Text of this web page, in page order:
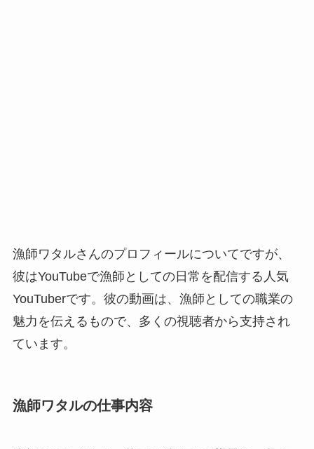
漁師ワタルさんのプロフィールについてですが、
彼はYouTubeで漁師としての日常を配信する人気
YouTuberです。彼の動画は、漁師としての職業の
魅力を伝えるもので、多くの視聴者から支持され
ています。
漁師ワタルの仕事内容